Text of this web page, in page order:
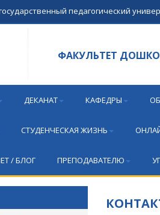
педагогический
ФАКУЛЬТЕТ
ДЕКАНАТ КАФЕДРЫ
СТУДЕНЧЕСКАЯ ЖИЗНЬ
/ БЛОГ ПРЕПОДАВАТЕЛЮ